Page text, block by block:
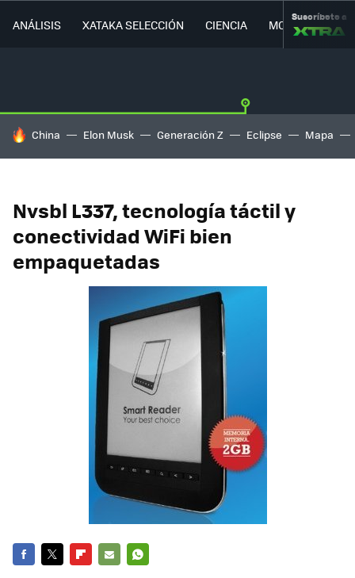
ANÁLISIS XATAKA SELECCIÓN CIENCIA MOVILIDAD
Suscríbete a
HOY SE HABLA DE
China Elon Musk Generación Z Eclipse Mapa
Nvsbl L337, tecnología táctil y
conectividad WiFi bien
empaquetadas